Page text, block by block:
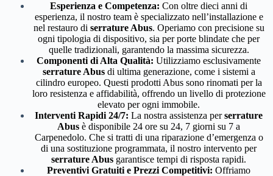
Esperienza e Competenza: Con oltre dieci anni di
esperienza, il nostro team è specializzato nell’installazione e
nel restauro di serrature Abus. Operiamo con precisione su
ogni tipologia di dispositivo, sia per porte blindate che per
quelle tradizionali, garantendo la massima sicurezza.
Componenti di Alta Qualità: Utilizziamo esclusivamente
serrature Abusdi ultima generazione, come i sistemi a
cilindro europeo. Questi prodotti Abus sono rinomati per la
loro resistenza e affidabilità, offrendo un livello di protezione
elevato per ogni immobile.
Interventi Rapidi 24/7: La nostra assistenza perserrature
Abus è disponibile 24 ore su 24, 7 giorni su 7 a
Carpenedolo. Che si tratti di una riparazione d’emergenza o
di una sostituzione programmata, il nostro intervento per
serrature Abus garantisce tempi di risposta rapidi.
Preventivi Gratuiti e Prezzi Competitivi: Offriamo